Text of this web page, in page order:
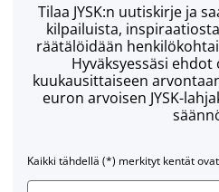
Tilaa JYSK:n uutiskirje ja
kilpailuista,
räätälöidään
Hyväksyessäsi
kuukausittaiseen
euron arvoisen JYSK-
Kaikki tähdellä (*) merkityt kentät